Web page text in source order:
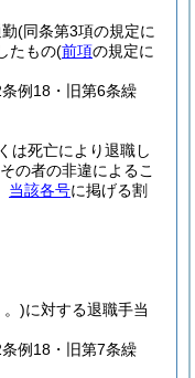
(同条第3項の規定に
たもの(前項の規定に
例18・旧第6条繰
は死亡により退職し
の者の非違によるこ
当該各号に掲げる割
。)に対する退職手当
例18・旧第7条繰